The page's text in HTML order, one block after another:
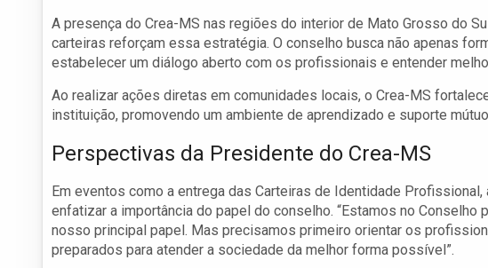
A presença do Crea-MS nas regiões do interior de Mato Grosso do
carteiras reforçam essa estratégia. O conselho busca não apenas
estabelecer um diálogo aberto com os profissionais e entender
Ao realizar ações diretas em comunidades locais, o Crea-MS
instituição, promovendo um ambiente de aprendizado e suporte
Perspectivas da Presidente do Crea-MS
Em eventos como a entrega das Carteiras de Identidade
enfatizar a importância do papel do conselho. “Estamos no
nosso principal papel. Mas precisamos primeiro orientar os
preparados para atender a sociedade da melhor forma possível”.